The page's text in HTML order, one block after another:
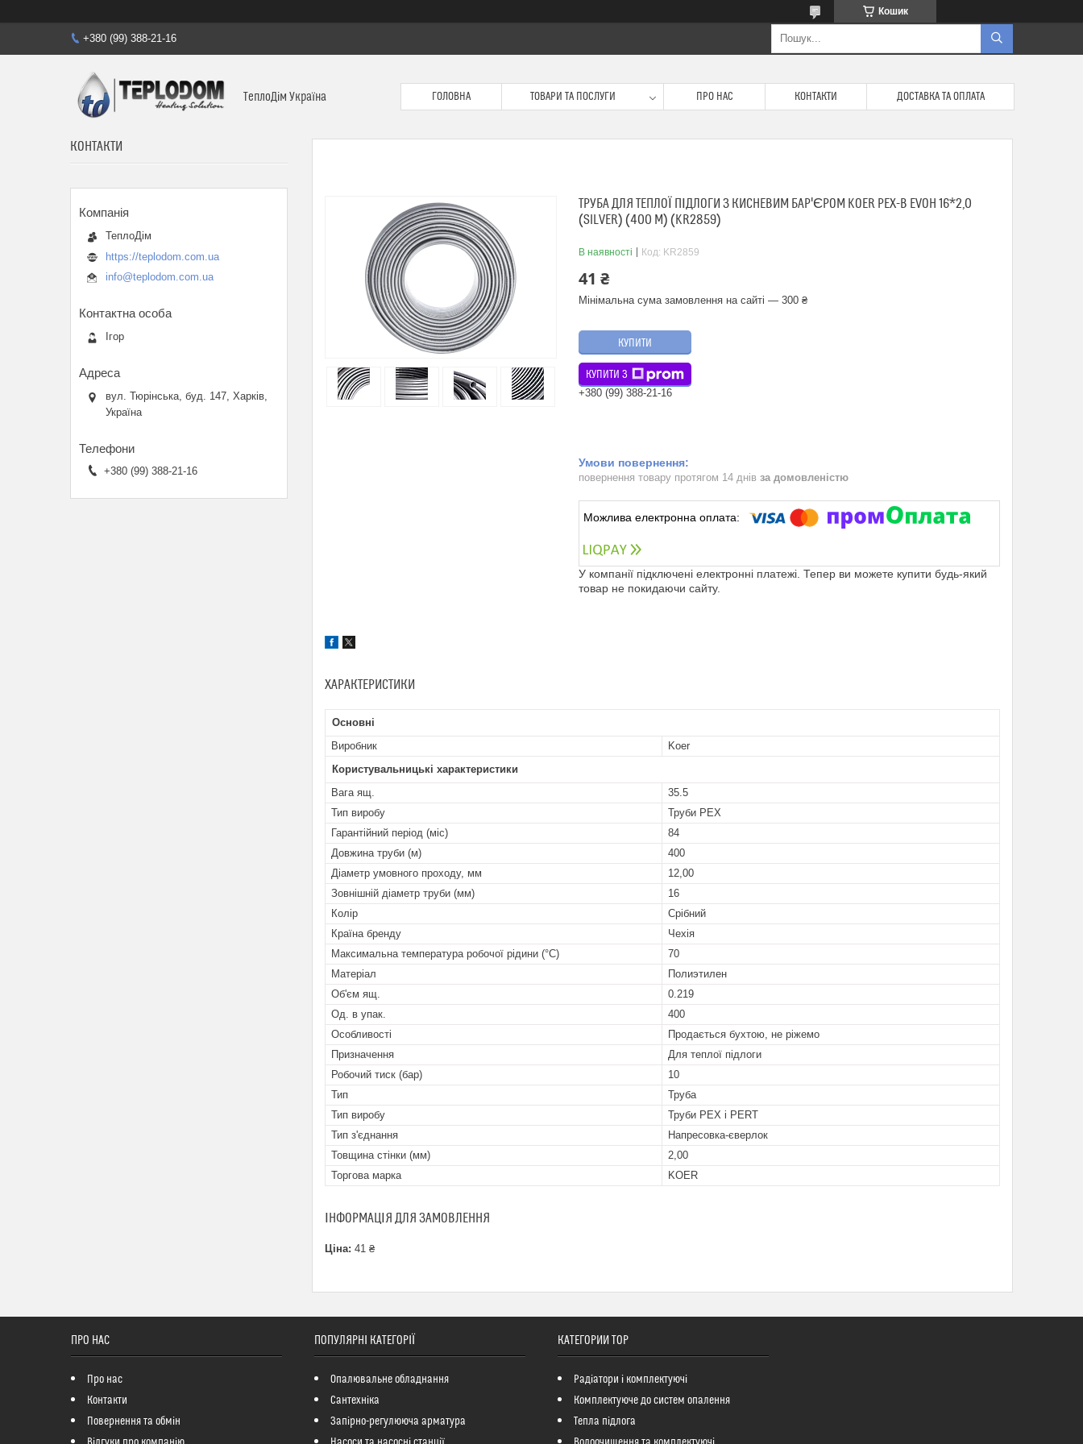
Кошик
+380 (99) 388-21-16
ТеплоДім Україна ГОЛОВНА ТОВАРИ ТА ПОСЛУГИ ПРО НАС КОНТАКТИ ДОСТАВКА ТА ОПЛАТА
ТРУБА ДЛЯ ТЕПЛОЇ ПІДЛОГИ З КИСНЕВИМ БАР'ЄРОМ KOER PEX-B EVOH 16*2,0
(SILVER) (400 М) (KR2859)
В наявності Код: KR2859
41 ₴
Мінімальна сума замовлення на сайті — 300 ₴
КУПИТИ
КУПИТИ З
+380 (99) 388-21-16
повернення товару протягом 14 днів за домовленістю
У компанії підключені електронні платежі. Тепер ви можете купити будь-який
товар не покидаючи сайту.
ХАРАКТЕРИСТИКИ
Основні
Виробник
Koer
Користувальницькі характеристики
Вага ящ.
35.5
Тип виробу
Труби PEX
Гарантійний період (міс)
84
Довжина труби (м)
400
Діаметр умовного проходу, мм
12,00
Зовнішній діаметр труби (мм)
16
Колір
Срібний
Країна бренду
Чехія
Максимальна температура робочої рідини (°C)
70
Матеріал
Полиэтилен
Об'єм ящ.
0.219
Од. в упак.
400
Особливості
Продається бухтою, не ріжемо
Призначення
Для теплої підлоги
Робочий тиск (бар)
10
Тип
Труба
Тип виробу
Труби PEX і PERT
Тип з'єднання
Напресовка-єверлок
Товщина стінки (мм)
2,00
Торгова марка
KOER
ІНФОРМАЦІЯ ДЛЯ ЗАМОВЛЕННЯ
Ціна: 41 ₴
КОНТАКТИ
ТеплоДім
https://teplodom.com.ua
info@teplodom.com.ua
Ігор
вул. Тюрінська, буд. 147, Харків,
Україна
+380 (99) 388-21-16
ПРО НАС
Про нас
Контакти
Повернення та обмін
ПОПУЛЯРНІ КАТЕГОРІЇ
Опалювальне обладнання
Сантехніка
Запірно-регулююча арматура
КАТЕГОРИИ ТОР
Радіатори і комплектуючі
Комплектуюче до систем опалення
Тепла підлога